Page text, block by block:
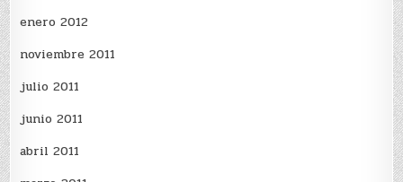
enero 2012
noviembre 2011
julio 2011
junio 2011
abril 2011